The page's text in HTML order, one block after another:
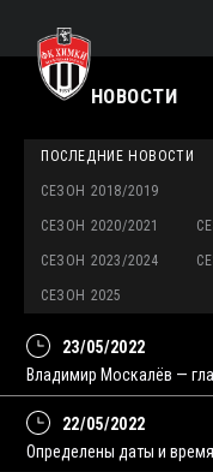
НОВОСТИ
ПОСЛЕДНИЕ НОВОСТИ
СЕЗОН 2018/2019
СЕЗОН 2020/2021
СЕЗОН 2023/2024
СЕЗОН 2025
23/05/2022
Владимир Москалёв —
22/05/2022
Определены даты и